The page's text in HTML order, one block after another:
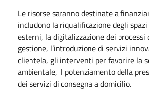
Le risorse saranno destinate a
includono la riqualificazione degli
esterni, la digitalizzazione dei processi
gestione, l’introduzione di servizi
clientela, gli interventi per favorire la
ambientale, il potenziamento della
dei servizi di consegna a domicilio.